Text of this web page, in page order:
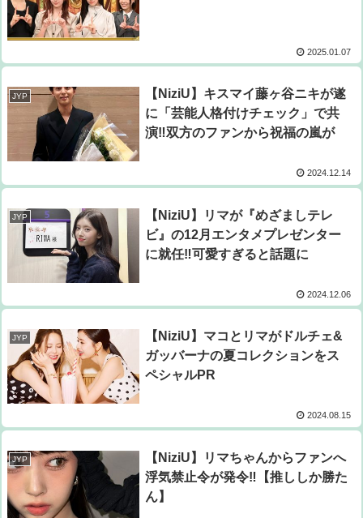
2025.01.07
JYP
【NiziU】キスマイ藤ヶ谷ニキが遂
に「芸能人格付けチェック」で共
演‼双方のファンから祝福の嵐が
2024.12.14
JYP
【NiziU】リマが『めざましテレ
ビ』の12月エンタメプレゼンター
に就任‼可愛すぎると話題に
2024.12.06
JYP
【NiziU】マコとリマがドルチェ&
ガッバーナの夏コレクションをス
ペシャルPR
2024.08.15
JYP
【NiziU】リマちゃんからファンへ
浮気禁止令が発令‼【推ししか勝た
ん】